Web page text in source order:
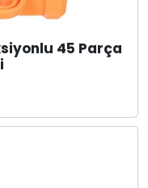
45 Parça